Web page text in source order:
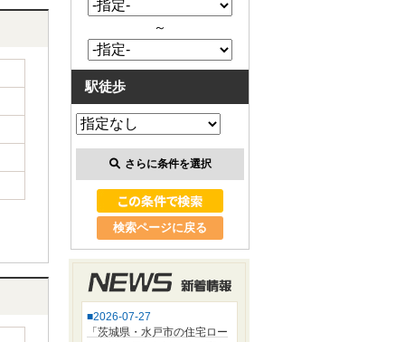
～
駅徒歩
さらに条件を選択
検索ページに戻る